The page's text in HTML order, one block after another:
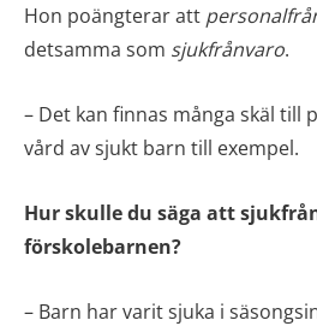
Hon poängterar att
detsamma som sjukfrånvaro.
– Det kan finnas många skäl till
vård av sjukt barn till exempel.
Hur skulle du säga att
förskolebarnen?
– Barn har varit sjuka i